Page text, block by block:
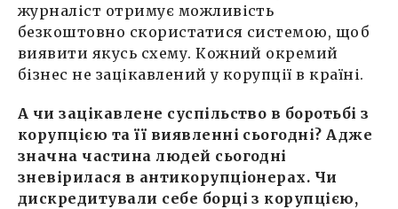
журналіст отримує можливість
безкоштовно скористатися системою, щоб
виявити якусь схему. Кожний окремий
бізнес не зацікавлений у корупції в країні.
А чи зацікавлене суспільство в боротьбі з
корупцією та її виявленні сьогодні? Адже
значна частина людей сьогодні
зневірилася в антикорупціонерах. Чи
дискредитували себе борці з корупцією,